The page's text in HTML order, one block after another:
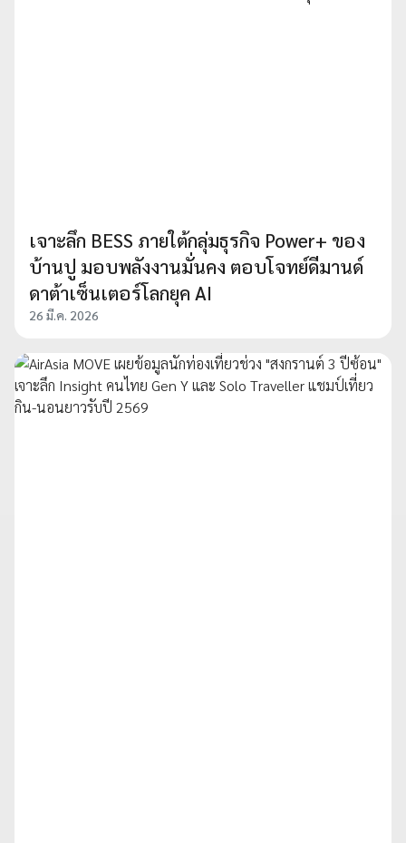
เจาะลึก BESS ภายใต้กลุ่มธุรกิจ Power+ ของ
บ้านปู มอบพลังงานมั่นคง ตอบโจทย์ดีมานด์
ดาต้าเซ็นเตอร์โลกยุค AI
26 มี.ค. 2026